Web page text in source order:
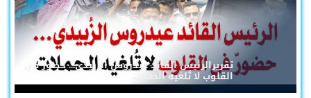
تقريرالرئيس القائد عيدروس الزُبيدي... حضورٌ في
القلوب لا تُلغيه الحملات